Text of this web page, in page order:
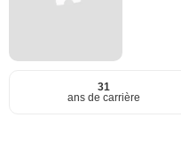
31
ans de carrière